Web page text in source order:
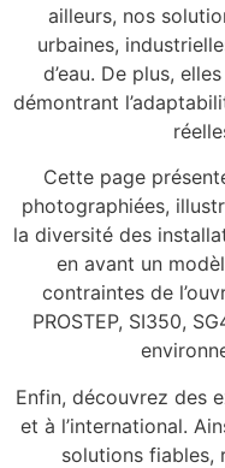
ailleurs, nos
urbaines,
d’eau. De plus,
démontrant
Cette page
photographiées,
la diversité des
en avant un
contraintes de
PROSTEP, SI350,
Enfin, découvrez des
et à l’international.
solutions fiables,